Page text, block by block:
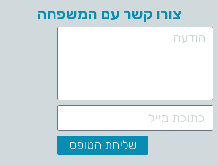
צורו קשר עם המשפחה
שליחת הטופס